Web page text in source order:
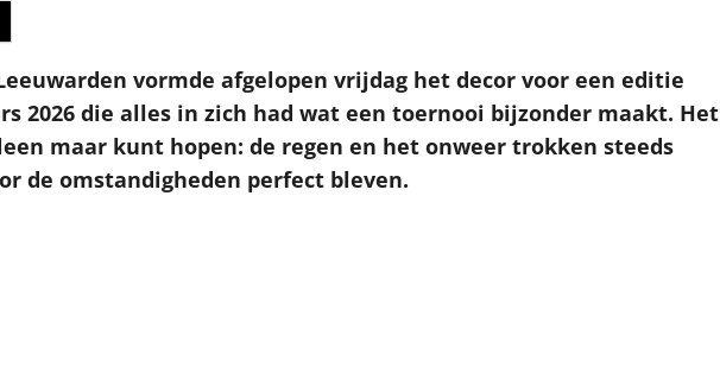
vormde afgelopen vrijdag het decor voor een editie
2026 die alles in zich had wat een toernooi bijzonder maakt. Het
maar kunt hopen: de regen en het onweer trokken steeds
de omstandigheden perfect bleven.